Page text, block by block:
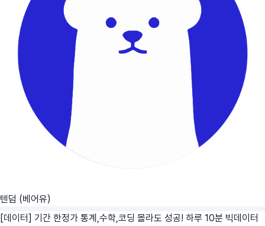
텐덤 (베어유)
[데이터] 기간 한정가 통계,수학,코딩 몰라도 성공! 하루 10분 빅데이터